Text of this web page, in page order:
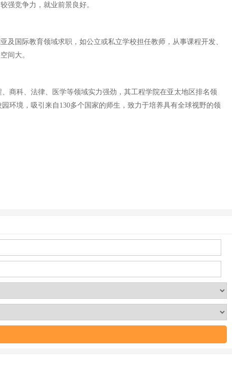
强竞争力，就业前景良好。
国际教育领域求职，如公立或私立学校担任教师，从事课程开发、
间大。
商科、法律、医学等领域实力强劲，其工程学院在亚太地区排名领
环境，吸引来自130多个国家的师生，致力于培养具有全球视野的领